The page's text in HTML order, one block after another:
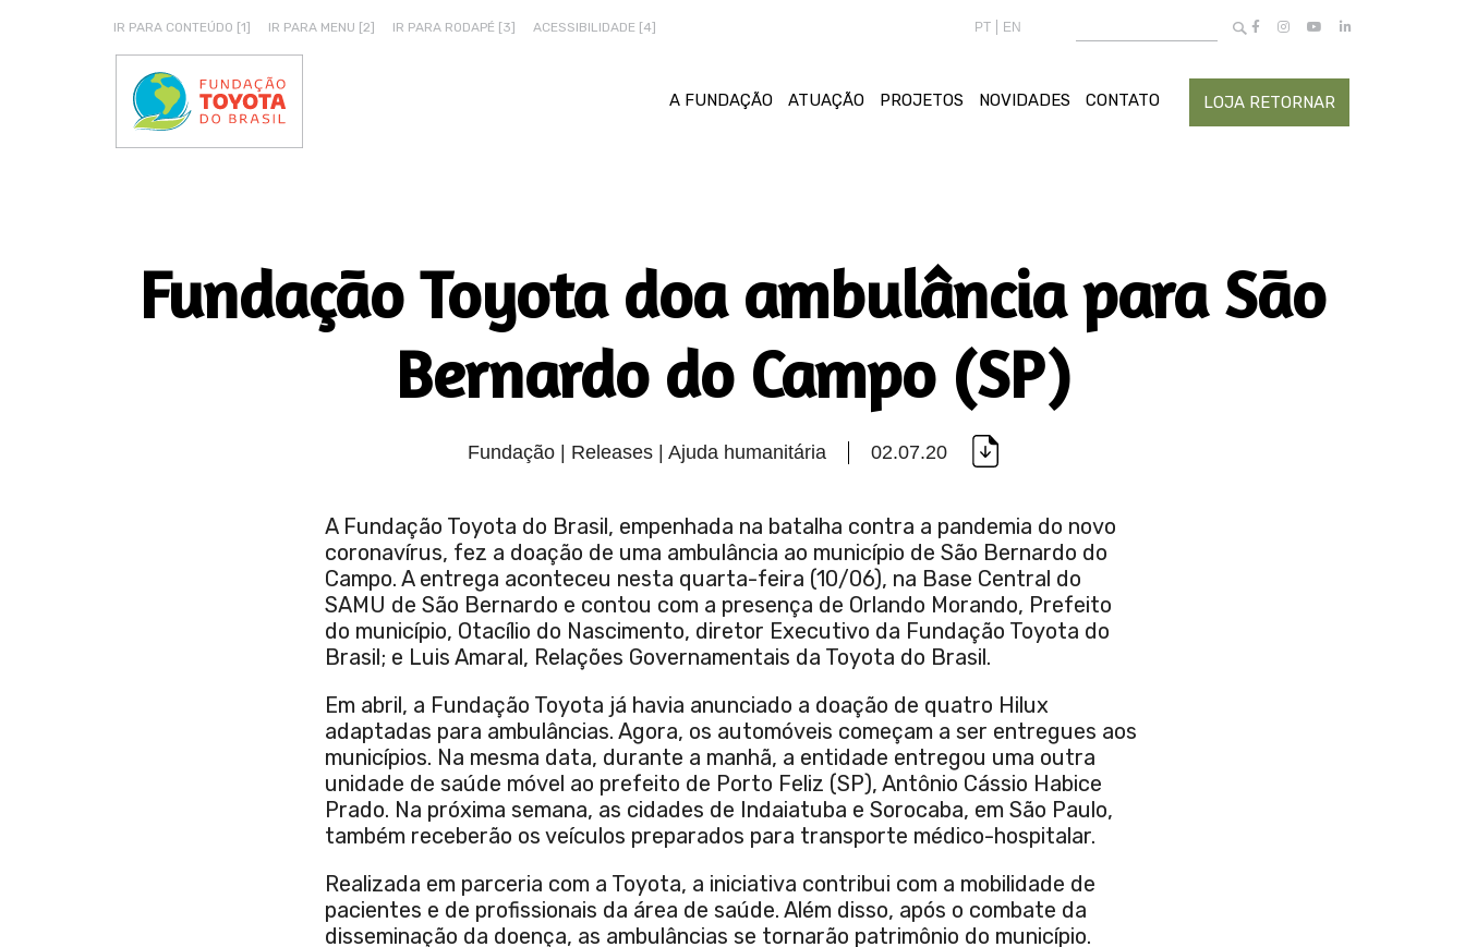
IR PARA CONTEÚDO [1] IR PARA MENU [2] IR PARA RODAPÉ [3] ACESSIBILIDADE [4] PT EN
A FUNDAÇÃO ATUAÇÃO PROJETOS NOVIDADES CONTATO LOJA RETORNAR
Fundação Toyota doa ambulância para São
Bernardo do Campo (SP)
Fundação | Releases | Ajuda humanitária 02.07.20
A Fundação Toyota do Brasil, empenhada na batalha contra a pandemia do novo
coronavírus, fez a doação de uma ambulância ao município de São Bernardo do
Campo. A entrega aconteceu nesta quarta-feira (10/06), na Base Central do
SAMU de São Bernardo e contou com a presença de Orlando Morando, Prefeito
do município, Otacílio do Nascimento, diretor Executivo da Fundação Toyota do
Brasil; e Luis Amaral, Relações Governamentais da Toyota do Brasil.
Em abril, a Fundação Toyota já havia anunciado a doação de quatro Hilux
adaptadas para ambulâncias. Agora, os automóveis começam a ser entregues aos
municípios. Na mesma data, durante a manhã, a entidade entregou uma outra
unidade de saúde móvel ao prefeito de Porto Feliz (SP), Antônio Cássio Habice
Prado. Na próxima semana, as cidades de Indaiatuba e Sorocaba, em São Paulo,
também receberão os veículos preparados para transporte médico-hospitalar.
Realizada em parceria com a Toyota, a iniciativa contribui com a mobilidade de
pacientes e de profissionais da área de saúde. Além disso, após o combate da
disseminação da doença, as ambulâncias se tornarão patrimônio do município.